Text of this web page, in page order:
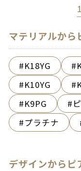
1
マテリアルから
K18YG
K10YG
K9PG
プラチナ
デザインからピ